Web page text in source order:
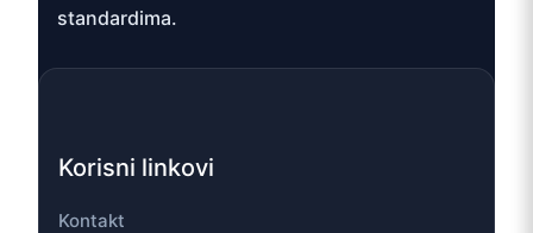
standardima.
Korisni linkovi
Kontakt